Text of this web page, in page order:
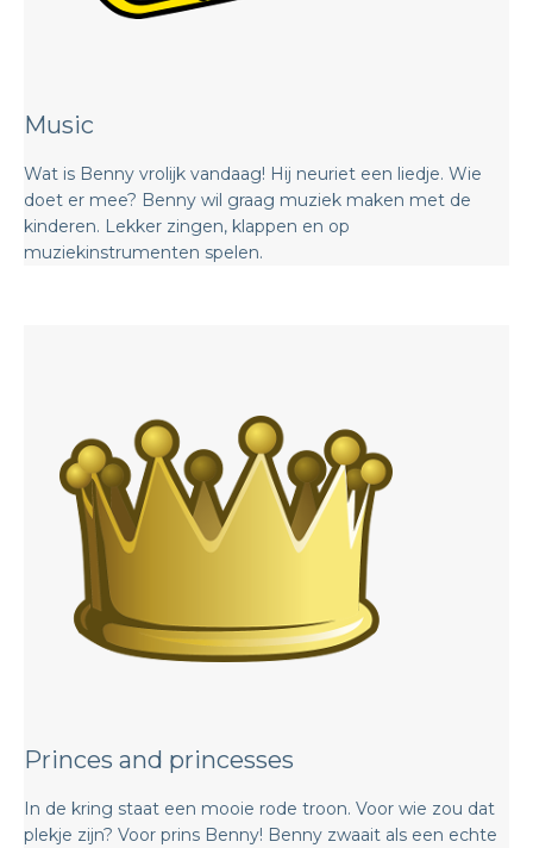
Music
Wat is Benny vrolijk vandaag! Hij neuriet een liedje. Wie
doet er mee? Benny wil graag muziek maken met de
kinderen. Lekker zingen, klappen en op
muziekinstrumenten spelen.
Princes and princesses
In de kring staat een mooie rode troon. Voor wie zou dat
plekje zijn? Voor prins Benny! Benny zwaait als een echte